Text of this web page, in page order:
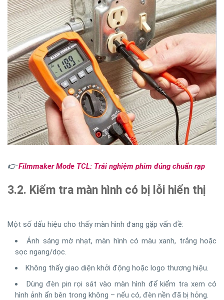
👉Filmmaker Mode TCL: Trải nghiệm phim đúng chuẩn rạp
3.2. Kiểm tra màn hình có bị lỗi hiển thị
Một số dấu hiệu cho thấy màn hình đang gặp vấn đề:
Ánh sáng mờ nhạt, màn hình có màu xanh, trắng hoặc
sọc ngang/dọc.
Không thấy giao diện khởi động hoặc logo thương hiệu.
Dùng đèn pin rọi sát vào màn hình để kiểm tra xem có
hình ảnh ẩn bên trong không – nếu có, đèn nền đã bị hỏng.